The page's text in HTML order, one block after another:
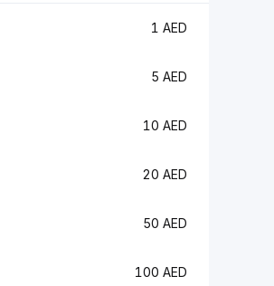
1 AED
5 AED
10 AED
20 AED
50 AED
100 AED